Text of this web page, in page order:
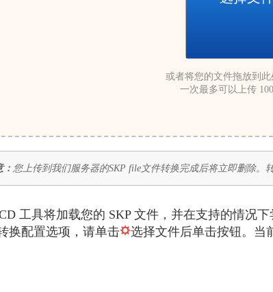
或者将您的文件拖放到此
一次最多可以上传 100
您上传到我们服务器的SKP file文件转换完成后将立即删除。
工具将加载您的 SKP 文件，并在支持的情况
换配置选项，请单击
选择文件后单击按钮。当